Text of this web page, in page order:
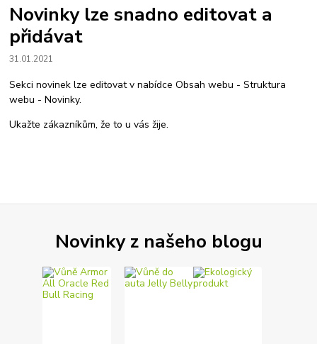
Novinky lze snadno editovat a
přidávat
31.01.2021
Sekci novinek lze editovat v nabídce Obsah webu - Struktura
webu - Novinky.
Ukažte zákazníkům, že to u vás žije.
Novinky z našeho blogu